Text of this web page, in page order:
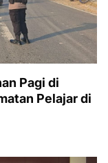
Pagi di
Pelajar di